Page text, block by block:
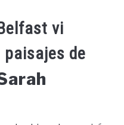
vi
de